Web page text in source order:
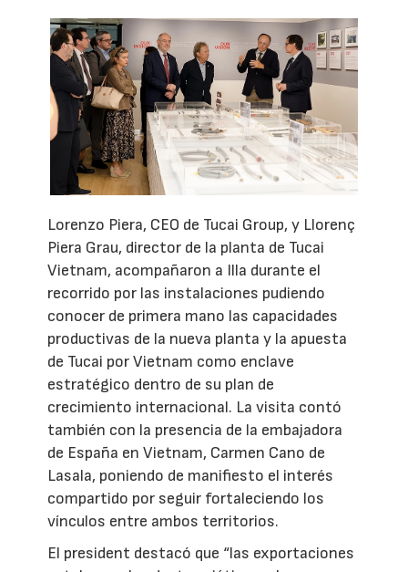
Lorenzo Piera, CEO de Tucai Group, y Llorenç
Piera Grau, director de la planta de Tucai
Vietnam, acompañaron a Illa durante el
recorrido por las instalaciones pudiendo
conocer de primera mano las capacidades
productivas de la nueva planta y la apuesta
de Tucai por Vietnam como enclave
estratégico dentro de su plan de
crecimiento internacional. La visita contó
también con la presencia de la embajadora
de España en Vietnam, Carmen Cano de
Lasala, poniendo de manifiesto el interés
compartido por seguir fortaleciendo los
vínculos entre ambos territorios.
El president destacó que “las exportaciones